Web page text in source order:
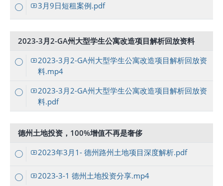
3月9日短租案例.pdf
2023-3月2-GA州大型学生公寓改造项目解析回放资料
2023-3月2-GA州大型学生公寓改造项目解析回放资
料.mp4
2023-3月2-GA州大型学生公寓改造项目解析回放资
料.pdf
德州土地投资，100%增值不再是奢侈
2023年3月1- 德州路州土地项目深度解析.pdf
2023-3-1 德州土地投资分享.mp4